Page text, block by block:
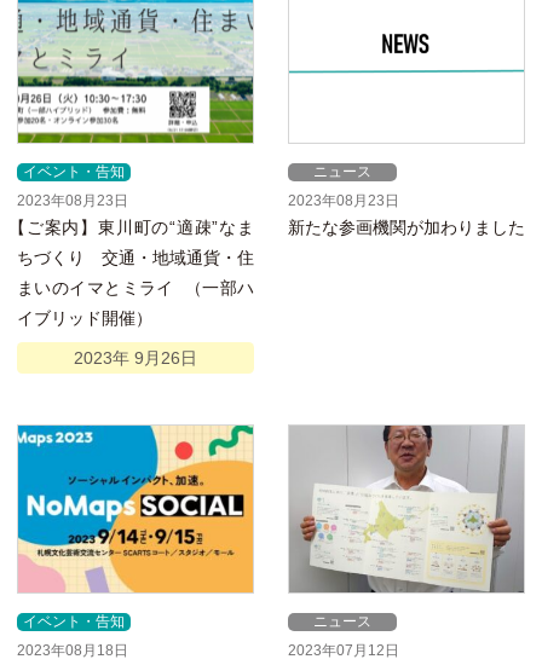
イベント・告知
2023年08月23日
【 ご案内】東川町の“適疎”なま
ちづくり 交通・地域通貨・住
まいのイマとミライ
（一部ハ
イブリッド開催）
2023年 9月 26日
ニュース
2023年08月23日
新たな参画機関が加わりました
イベント・告知
2023年08月18日
ニュース
2023年07月12日